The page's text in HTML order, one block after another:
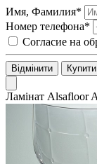
Имя, Фамилия*
Номер телефона*
Согласие на
Відмінити
Ламінат Alsafloor